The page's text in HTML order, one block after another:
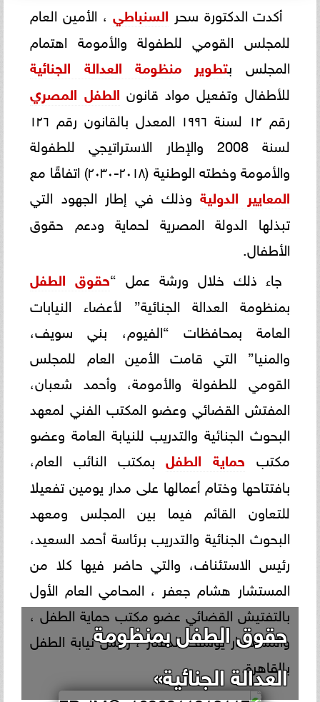
أكدت الدكتورة سحر السنباطي، الأمين العام
للمجلس القومي للطفولة والأمومة اهتمام
المجلس بتطوير منظومة العدالة الجنائية
للأطفال وتفعيل مواد قانون الطفل المصري
رقم ١٢ لسنة ١٩٩٦ المعدل بالقانون رقم ١٢٦
لسنة 2008 والإطار الاستراتيجي للطفولة
والأمومة وخطته الوطنية (٢٠١٨-٢٠٣٠) اتفاقًا مع
المعايير الدوليةوذلك في إطار الجهود التي
تبذلها الدولة المصرية لحماية ودعم حقوق
الأطفال.
جاء ذلك خلال ورشة عمل “حقوق الطفل
بمنظومة العدالة الجنائية” لأعضاء النيابات
العامة بمحافظات “الفيوم، بني سويف،
والمنيا” التي قامت الأمين العام للمجلس
القومي للطفولة والأمومة، وأحمد شعبان،
المفتش القضائي وعضو المكتب الفني لمعهد
البحوث الجنائية والتدريب للنيابة العامة وعضو
مكتب حماية الطفلبمكتب النائب العام،
بافتتاحها وختام أعمالها على مدار يومين تفعيلا
للتعاون القائم فيما بين المجلس ومعهد
البحوث الجنائية والتدريب برئاسة أحمد السعيد،
رئيس الاستئناف، والتي حاضر فيها كلا من
المستشار هشام جعفر ، المحامي العام الأول
بالتفتيش القضائي عضو مكتب حماية الطفل ،
والمستشار يوسف الدفتار ، رئيس نيابة الطفل
بالقاهرة.
حقوق الطفل بمنظومة
العدالة الجنائية»